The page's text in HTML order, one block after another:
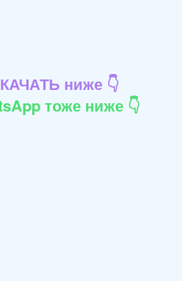
ниже 👇
тоже ниже 👇